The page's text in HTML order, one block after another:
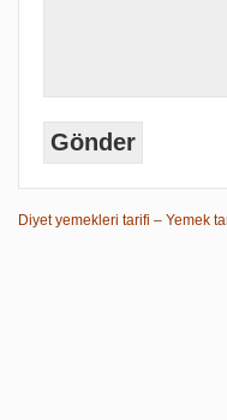
Diyet yemekleri tarifi – Yemek